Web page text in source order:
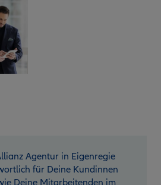
Agentur in Eigenregie
für Deine Kundinnen
Deine Mitarbeitenden im